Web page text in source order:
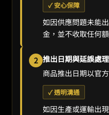
✓ 安心保障
如因供應問題未能
金，並不收取任何
2 推出日期與延誤處理
商品推出日期以官
✓ 透明溝通
如因生產或運輸出